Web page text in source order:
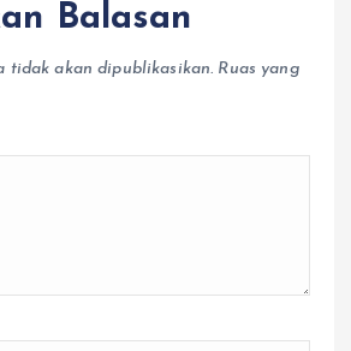
Balasan
tidak akan dipublikasikan. Ruas yang